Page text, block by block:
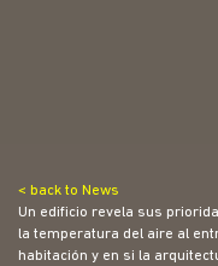
< back to News
Un edificio revela sus
la temperatura del aire al
habitación y en si la